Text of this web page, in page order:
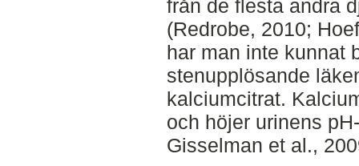
från de flesta andra
(Redrobe, 2010;
har man inte kunnat
stenupplösande
kalciumcitrat.
och höjer urinens
Gisselman et al.,